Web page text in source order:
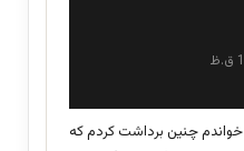
چنین برداشت کردم که